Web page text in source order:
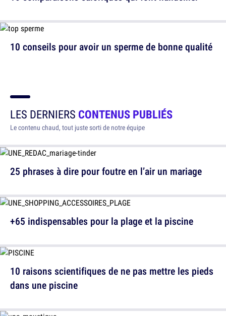
10 conseils pour avoir un sperme de bonne qualité
LES DERNIERS CONTENUS PUBLIÉS
Le contenu chaud, tout juste sorti de notre équipe
25 phrases à dire pour foutre en l’air un mariage
10 raisons scientifiques de ne pas mettre les pieds
dans une piscine
+65 indispensables pour la plage et la piscine